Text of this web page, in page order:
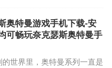
分类也很清晰，很容易
面装满了各种各样好玩的游
足不同玩家的喜好。官网作为
入口，有着独特的作用和...
奥特曼游戏手机下载-安
可畅玩奈克瑟斯奥特曼手
的世界里，奥特曼系列一直是